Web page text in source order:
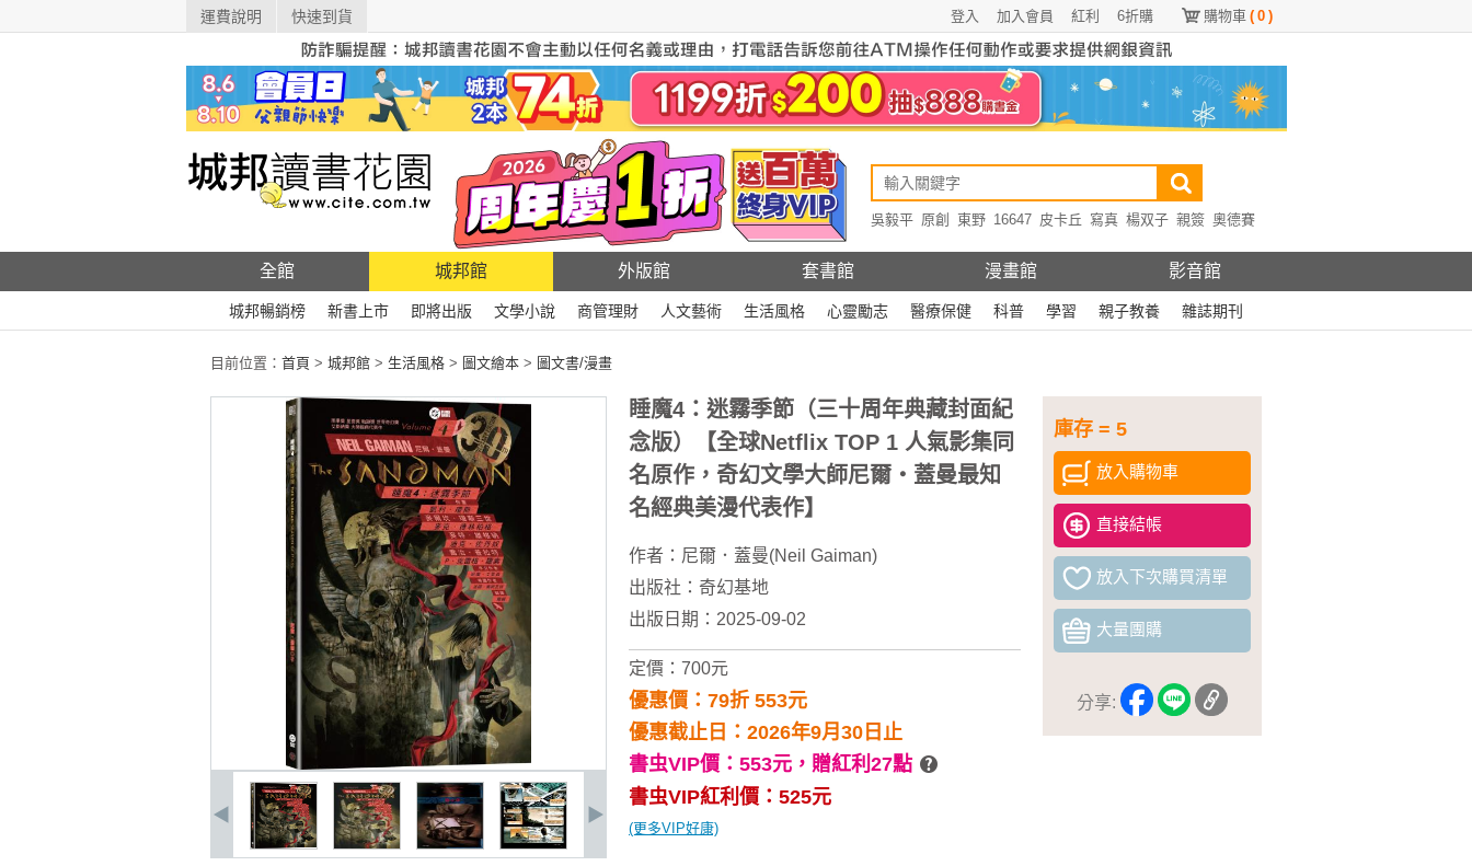
運費說明 快速到貨 購物車 ( 0 )
6折購
紅利
加入會員
登入
吳毅平 原創 東野 16647 皮卡丘 寫真 楊双子 親簽 奧德賽
全館 城邦館 外版館 套書館 漫畫館 影音館
城邦暢銷榜 新書上市 即將出版 文學小說 商管理財 人文藝術 生活風格 心靈勵志 醫療保健 科普 學習 親子教養 雜誌期刊
目前位置： 首頁 > 城邦館 > 生活風格 > 圖文繪本 > 圖文書/漫畫
庫存 = 5
放入購物車
直接結帳
放入下次購買清單
大量團購
分享:
睡魔4：迷霧季節（三十周年典藏封面紀
念版）【全球Netflix TOP 1 人氣影集同
名原作，奇幻文學大師尼爾‧蓋曼最知
名經典美漫代表作】
作者： 尼爾．蓋曼(Neil Gaiman)
出版社： 奇幻基地
出版日期：2025-09-02
定價：700元
優惠價：79折 553元
優惠截止日：2026年9月30日止
書虫VIP價：553元， 贈紅利27點
書虫VIP紅利價：525元
(更多VIP好康)